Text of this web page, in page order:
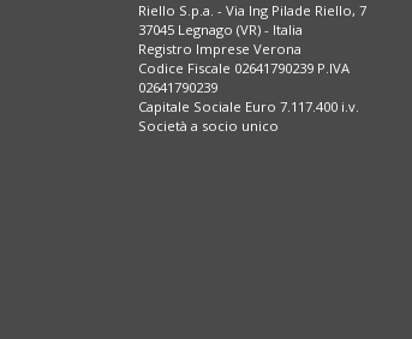
Riello S.p.a. - Via Ing Pilade Riello, 7
37045 Legnago (VR) - Italia
Registro Imprese Verona
Codice Fiscale 02641790239 P.IVA
02641790239
Capitale Sociale Euro 7.117.400 i.v.
Società a socio unico